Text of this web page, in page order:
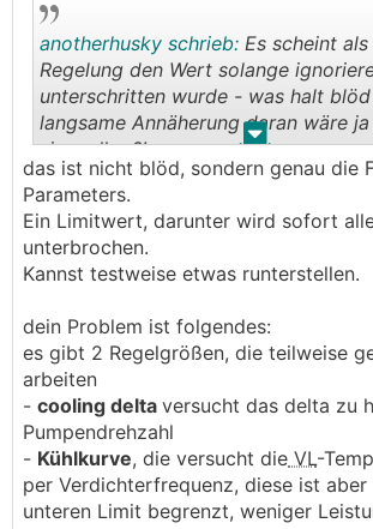
. .
anotherhusky schrieb: Es scheint
Regelung den Wert solange
unterschritten wurde - was halt blöd
langsame Annäherung daran wäre
sinnvoller ?!.
das ist nicht blöd, sondern genau die
Parameters.
Ein Limitwert, darunter wird sofort
unterbrochen.
Kannst testweise etwas runterstellen.
dein Problem ist folgendes:
es gibt 2 Regelgrößen, die teilweise
arbeiten
- cooling delta versucht das delta zu
Pumpendrehzahl
- Kühlkurve, die versucht die VL-
per Verdichterfrequenz, diese ist aber
unteren Limit begrenzt, weniger